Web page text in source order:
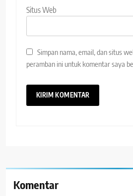
Situs Web
Simpan nama, email, dan situs
peramban ini untuk komentar saya
Komentar